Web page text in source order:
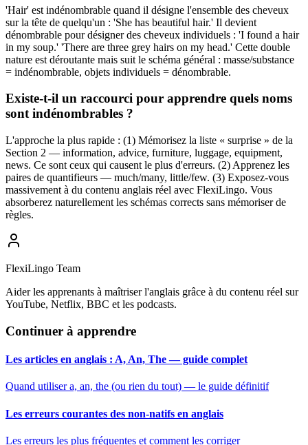
'Hair' est indénombrable quand il désigne l'ensemble des cheveux
sur la tête de quelqu'un : 'She has beautiful hair.' Il devient
dénombrable pour désigner des cheveux individuels : 'I found a hair
in my soup.' 'There are three grey hairs on my head.' Cette double
nature est déroutante mais suit le schéma général : masse/substance
= indénombrable, objets individuels = dénombrable.
Existe-t-il un raccourci pour apprendre quels noms
sont indénombrables ?
L'approche la plus rapide : (1) Mémorisez la liste « surprise » de la
Section 2 — information, advice, furniture, luggage, equipment,
news. Ce sont ceux qui causent le plus d'erreurs. (2) Apprenez les
paires de quantifieurs — much/many, little/few. (3) Exposez-vous
massivement à du contenu anglais réel avec FlexiLingo. Vous
absorberez naturellement les schémas corrects sans mémoriser de
règles.
FlexiLingo Team
Aider les apprenants à maîtriser l'anglais grâce à du contenu réel sur
YouTube, Netflix, BBC et les podcasts.
Continuer à apprendre
Les articles en anglais : A, An, The — guide complet
Quand utiliser a, an, the (ou rien du tout) — le guide définitif
Les erreurs courantes des non-natifs en anglais
Les erreurs les plus fréquentes et comment les corriger